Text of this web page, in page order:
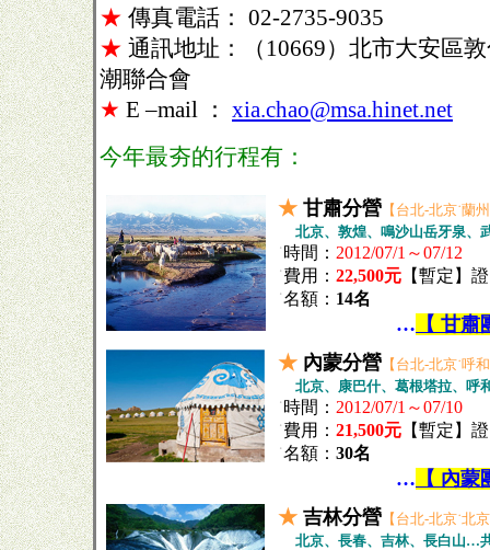
★ 傳真電話： 02-2735-9035
★ 通訊地址：（10669）北市大安區
潮聯合會
★ E –mail ： xia.chao@msa.hinet.net
今年最夯的行程有：
★ 甘肅分營 【台北-北京˙蘭
北京、敦煌、鳴沙山岳牙泉、
˙時間： 2012/07/1～07/12
˙費用： 22,500元 【暫定】
˙名額： 14名
… 【 甘
★ 內蒙分營 【台北-北京˙呼
北京、康巴什、葛根塔拉、呼
˙時間： 2012/07/1～07/10
˙費用： 21,500元 【暫定】
˙名額： 30名
… 【 內
★ 吉林分營 【台北-北京˙北
北京、長春、吉林、長白山…